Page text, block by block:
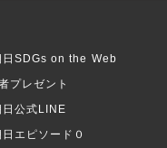
日SDGs on the Web
プレゼント
日公式LINE
エピソード０